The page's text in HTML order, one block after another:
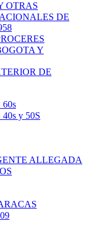
OTRAS
DE
Y
DE
y 50S
ALLEGADA